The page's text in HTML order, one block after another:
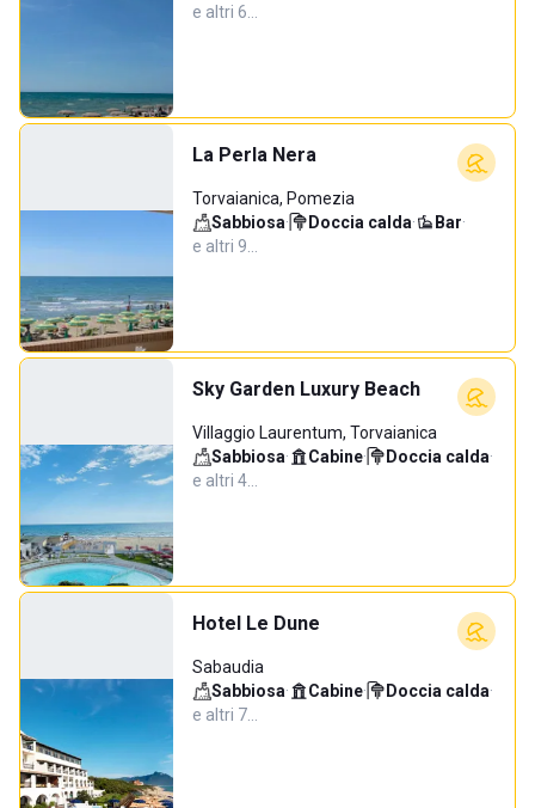
e altri 6…
La Perla Nera
Torvaianica, Pomezia
Sabbiosa· Doccia calda· Bar·
e altri 9…
Sky Garden Luxury Beach
Villaggio Laurentum, Torvaianica
Sabbiosa· Cabine· Doccia calda·
e altri 4…
Hotel Le Dune
Sabaudia
Sabbiosa· Cabine· Doccia calda·
e altri 7…